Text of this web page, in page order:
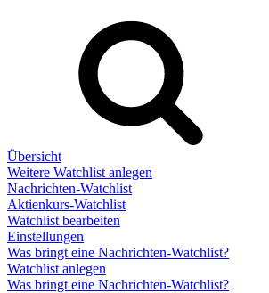
Übersicht
Weitere Watchlist anlegen
Nachrichten-Watchlist
Aktienkurs-Watchlist
Watchlist bearbeiten
Einstellungen
Was bringt eine Nachrichten-Watchlist?
Watchlist anlegen
Was bringt eine Nachrichten-Watchlist?